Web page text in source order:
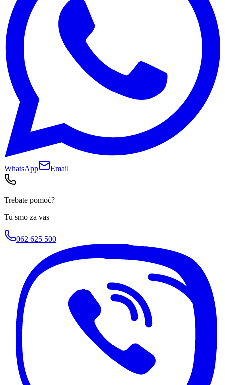
WhatsApp Email
Trebate pomoć?
Tu smo za vas
062 625 500